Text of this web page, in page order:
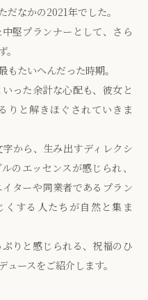
だなかの2021年でした。
堅プランナーとして、さら
もたいへんだった時期。
った余計な心配も、彼女と
りと解きほぐされていきま
から、生み出すディレクシ
のエッセンスが感じられ、
ターや同業者であるプラン
する人たちが自然と集ま
りと感じられる、祝福のひ
ースをご紹介します。